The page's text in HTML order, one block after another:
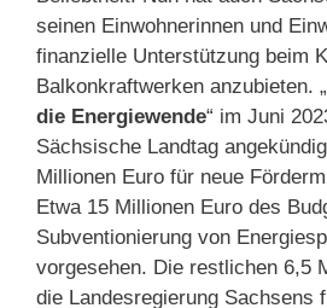
seinen Einwohnerinnen und
finanzielle Unterstützung beim
Balkonkraftwerken anzubieten. „
die Energiewende“ im Juni
Sächsische Landtag
Millionen Euro für neue
Etwa 15 Millionen Euro des
Subventionierung von
vorgesehen. Die restlichen 6,5
die Landesregierung Sachsens